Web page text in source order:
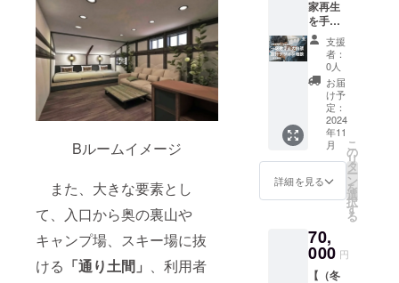
Bルームイメージ
また、大きな要素とし
て、入口から奥の裏山や
キャンプ場、スキー場に抜
ける 「通り土間」 、利用者
・イン
ター
ネット
環境等
の負担
につい
ては、
支援者
様にて
ご負担
くださ
有効期
間：受
間
運営側
からの
ご案内
によ
り、今
後のご
利用の
予約を
お願い
しま
す。 ・
場所：
THE
受取り
日から1
年間
カント
リーで
滑る体
験がで
きま
す。 ・
自分だ
けの手
作り雪
板を作
れま
す。 ・
「THE
ITAYA」
付き。
・実施
期間：
冬季
家再生
を手が
けた一
級建築
士の出
張設計
デザイ
ン相談
（東京
内）】
・新築
からリ
ノベー
ション
一級建
築士が
住まい
づく
支援
者：
0人
お届
け予
定：
2024
年11
月
詳細を見る
こ
の
リ
タ
ー
ン
を
選
択
す
る
70,
000 円
【（冬